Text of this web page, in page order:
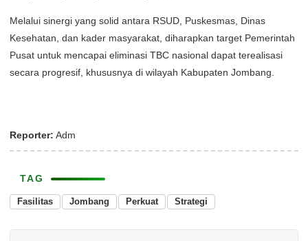
Melalui sinergi yang solid antara RSUD, Puskesmas, Dinas
Kesehatan, dan kader masyarakat, diharapkan target Pemerintah
Pusat untuk mencapai eliminasi TBC nasional dapat terealisasi
secara progresif, khususnya di wilayah Kabupaten Jombang.
Reporter: Adm
TAG
Fasilitas Jombang Perkuat Strategi